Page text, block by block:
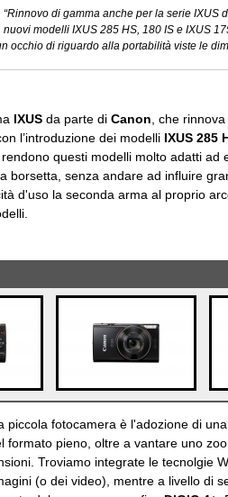
“Rinnovo di gamma anche per la serie IXUS
nuovi modelli IXUS 285 HS, 180 IS e IXUS
occhio di riguardo alla portabilità viste le
IXUS da parte di Canon , che
l’introduzione dei modelli IXUS 285
questi modelli molto adatti ad
borsetta, senza andare ad influire
d'uso la seconda arma al proprio
piccola fotocamera è l'adozione di
formato pieno, oltre a vantare uno
Troviamo integrate le tecnolgie
(o dei video), mentre a livello di